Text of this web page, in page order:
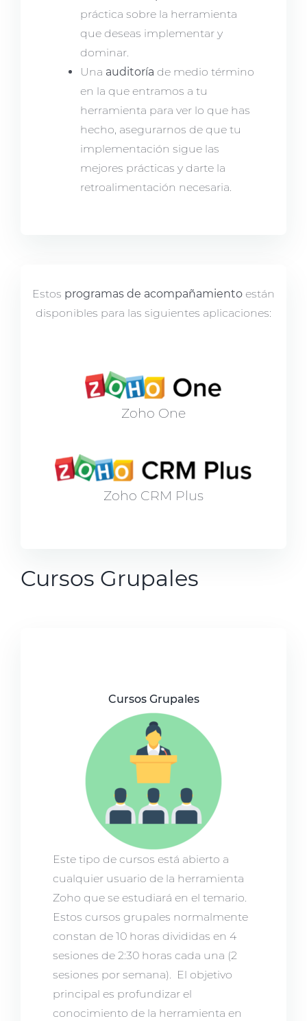
práctica sobre la herramienta
que deseas implementar y
dominar.
Una auditoría de medio término
en la que entramos a tu
herramienta para ver lo que has
hecho, asegurarnos de que tu
implementación sigue las
mejores prácticas y darte la
retroalimentación necesaria.
Estos programas de acompañamiento están
disponibles para las siguientes aplicaciones:
Zoho One
Zoho CRM Plus
Cursos Grupales
Cursos Grupales
Este tipo de cursos está abierto a
cualquier usuario de la herramienta
Zoho que se estudiará en el temario.
Estos cursos grupales normalmente
constan de 10 horas divididas en 4
sesiones de 2:30 horas cada una (2
sesiones por semana). El objetivo
principal es profundizar el
conocimiento de la herramienta en